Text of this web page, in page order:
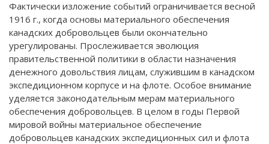
Фактически изложение событий ограничивается весной
1916 г., когда основы материального обеспечения
канадских добровольцев были окончательно
урегулированы. Прослеживается эволюция
правительственной политики в области назначения
денежного довольствия лицам, служившим в канадском
экспедиционном корпусе и на флоте. Особое внимание
уделяется законодательным мерам материального
обеспечения добровольцев. В целом в годы Первой
мировой войны материальное обеспечение
добровольцев канадских экспедиционных сил и флота